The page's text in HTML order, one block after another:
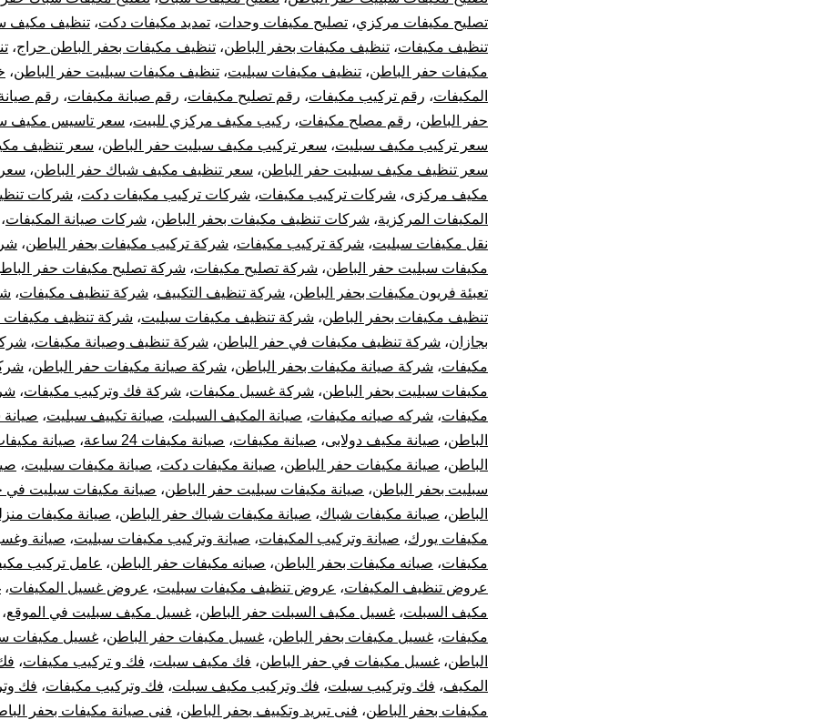
تصليح مكيفات مركزي، تصليح مكيفات وحدات، تمديد مكيفات دكت، تنظيف مكيف
تنظيف مكيفات، تنظيف مكيفات بحفر الباطن، تنظيف مكيفات بحفر الباطن حراج،
مكيفات حفر الباطن، تنظيف مكيفات سبليت، تنظيف مكيفات سبليت حفر الباطن،
المكيفات، رقم تركيب مكيفات، رقم تصليح مكيفات، رقم صيانة مكيفات، رقم
حفر الباطن، رقم مصلح مكيفات، ركيب مكيف مركزي للبيت، سعر تاسيس مكيف
سعر تركيب مكيف سبليت، سعر تركيب مكيف سبليت حفر الباطن، سعر تنظيف
سعر تنظيف مكيف سبليت حفر الباطن، سعر تنظيف مكيف شباك حفر الباطن،
مكيف مركزى، شركات تركيب مكيفات، شركات تركيب مكيفات دكت، شركات
المكيفات المركزية، شركات تنظيف مكيفات بحفر الباطن، شركات صيانة المكيفات،
نقل مكيفات سبليت، شركة تركيب مكيفات، شركة تركيب مكيفات بحفر الباطن،
مكيفات سبليت حفر الباطن، شركة تصليح مكيفات، شركة تصليح مكيفات حفر
تعبئة فريون مكيفات بحفر الباطن، شركة تنظيف التكييف، شركة تنظيف مكيفات،
تنظيف مكيفات بحفر الباطن، شركة تنظيف مكيفات سبليت، شركة تنظيف مكيفات
بجازان، شركة تنظيف مكيفات في حفر الباطن، شركة تنظيف وصيانة مكيفات،
مكيفات، شركة صيانة مكيفات بحفر الباطن، شركة صيانة مكيفات حفر الباطن،
مكيفات سبليت بحفر الباطن، شركة غسيل مكيفات، شركة فك وتركيب مكيفات،
مكيفات، شركه صيانه مكيفات، صيانة المكيف السبلت، صيانة تكييف سبليت،
الباطن، صيانة مكيف دولابى، صيانة مكيفات، صيانة مكيفات 24 ساعة ، صيانة
الباطن، صيانة مكيفات حفر الباطن، صيانة مكيفات دكت، صيانة مكيفات سبليت،
سبليت بحفر الباطن، صيانة مكيفات سبليت حفر الباطن، صيانة مكيفات سبليت في
الباطن، صيانة مكيفات شباك، صيانة مكيفات شباك حفر الباطن، صيانة مكيفات
مكيفات يورك، صيانة وتركيب المكيفات، صيانة وتركيب مكيفات سبليت، صيانة
مكيفات، صيانه مكيفات بحفر الباطن، صيانه مكيفات حفر الباطن، عامل تركيب
عروض تنظيف المكيفات، عروض تنظيف مكيفات سبليت، عروض غسيل المكيفات،
مكيف السبلت، غسيل مكيف السبلت حفر الباطن، غسيل مكيف سبليت في الموقع،
مكيفات، غسيل مكيفات بحفر الباطن، غسيل مكيفات حفر الباطن، غسيل مكيفات
الباطن، غسيل مكيفات في حفر الباطن، فك مكيف سبلت، فك و تركيب مكيفات،
المكيف، فك وتركيب سبلت، فك وتركيب مكيف سبلت، فك وتركيب مكيفات، فك
مكيفات بحفر الباطن، فنى تبريد وتكييف بحفر الباطن، فنى صيانة مكيفات بحفر